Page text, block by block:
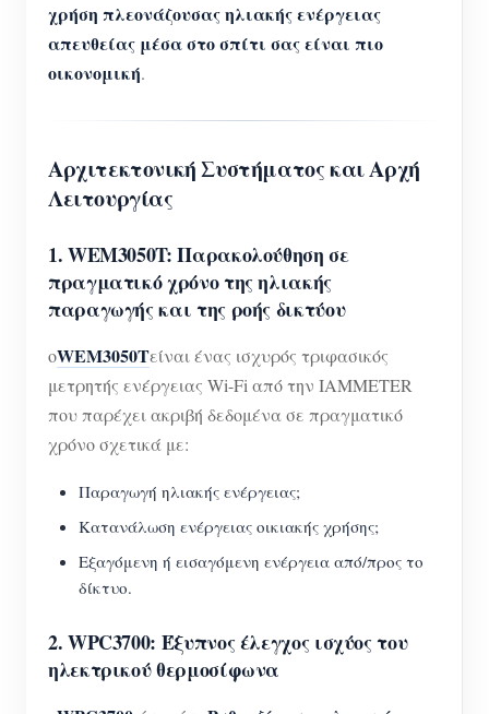
χρήση πλεονάζουσας ηλιακής ενέργειας
απευθείας μέσα στο σπίτι σας είναι πιο
οικονομική.
Αρχιτεκτονική Συστήματος και Αρχή
Λειτουργίας
1. WEM3050T: Παρακολούθηση σε
πραγματικό χρόνο της ηλιακής
παραγωγής και της ροής δικτύου
οWEM3050Tείναι ένας ισχυρός τριφασικός
μετρητής ενέργειας Wi-Fi από την IAMMETER
που παρέχει ακριβή δεδομένα σε πραγματικό
χρόνο σχετικά με:
Παραγωγή ηλιακής ενέργειας;
Κατανάλωση ενέργειας οικιακής χρήσης;
Εξαγόμενη ή εισαγόμενη ενέργεια από/προς το
δίκτυο.
2. WPC3700: Έξυπνος έλεγχος ισχύος του
ηλεκτρικού θερμοσίφωνα